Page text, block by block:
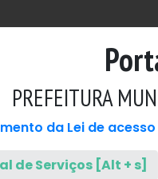
PREFEITURA
da Lei de
de Serviços [Alt + s]